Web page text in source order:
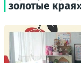
золотые